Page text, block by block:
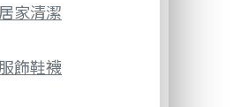
居家清潔
服飾鞋襪